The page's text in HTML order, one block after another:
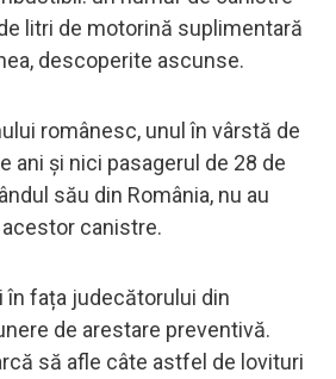
litri de motorină suplimentară
descoperite ascunse.
românesc, unul în vârstă de
ani și nici pasagerul de 28 de
său din România, nu au
canistre.
în fața judecătorului din
de arestare preventivă.
să afle câte astfel de lovituri